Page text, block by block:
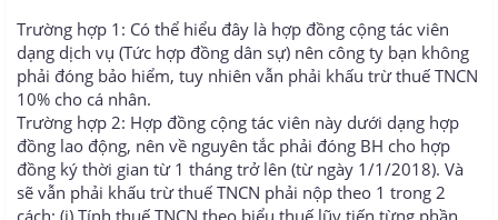
Trường hợp 1: Có thể hiểu đây là hợp đồng cộng tác viên
dạng dịch vụ (Tức hợp đồng dân sự) nên công ty bạn không
phải đóng bảo hiểm, tuy nhiên vẫn phải khấu trừ thuế TNCN
10% cho cá nhân.
Trường hợp 2: Hợp đồng cộng tác viên này dưới dạng hợp
đồng lao động, nên về nguyên tắc phải đóng BH cho hợp
đồng ký thời gian từ 1 tháng trở lên (từ ngày 1/1/2018). Và
sẽ vẫn phải khấu trừ thuế TNCN phải nộp theo 1 trong 2